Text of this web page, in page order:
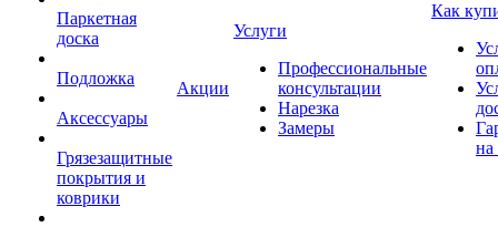
Паркетная
доска
Подложка
Аксессуары
Грязезащитные
покрытия и
коврики
Акции
Услуги
Профессиональные
консультации
Нарезка
Замеры
Как
на